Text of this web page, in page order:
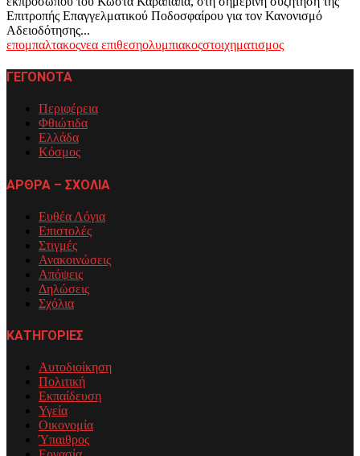
Επιτροπής Επαγγελματικού Ποδοσφαίρου για τον Κανονισμό
Αδειοδότησης...
επομπαλτακοςνεα επιθεσηολυμπιακοςστοιχηματισμος
ΓΕΓΟΝΟΤΑ
Περιφέρεια
Φθιώτιδα
Ελλάδα
Κόσμος
ΑΡΘΡΑ – ΣΧΟΛΙΑ
Ευθέα Λόγια
Επιστολές
Στιγμές
Ανακοινώσεις
Απόψεις
Δηλώσεις
Σχόλια
ΚΑΤΗΓΟΡΙΕΣ
Αυτοδιοίκηση
Πολιτική
Εκπαίδευση
Υγεία
Οικονομία
Ύπαιθρος